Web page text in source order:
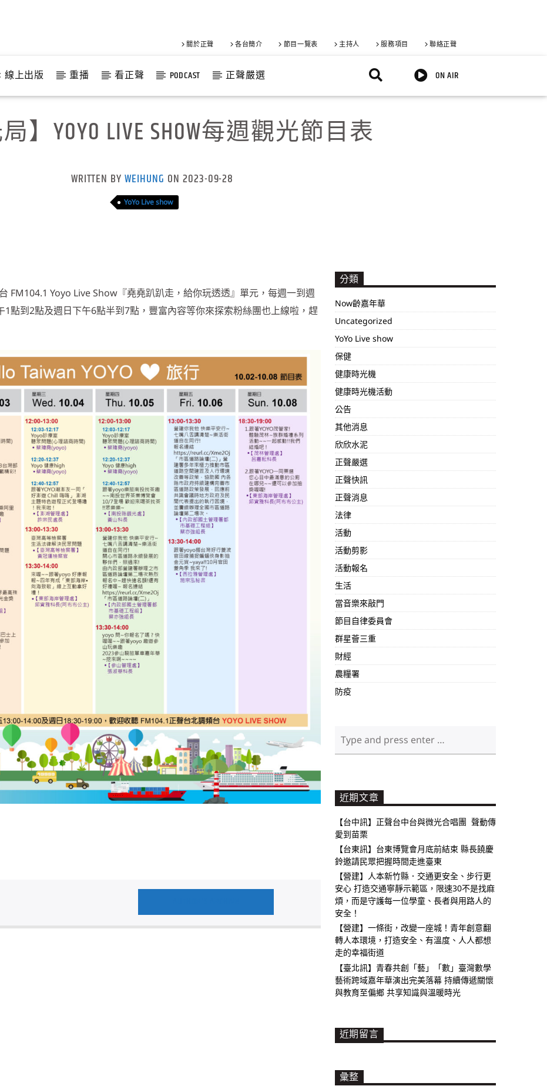
關於正聲 各台簡介 節目一覽表 主持人 服務項目 聯絡正聲
線上出版 重播 看正聲 PODCAST 正聲嚴選 ON AIR
】YOYO LIVE SHOW每週觀光節目表
WRITTEN BYWEIHUNG ON 2023-09-28
YoYo Live show
FM104.1 Yoyo Live Show『堯堯趴趴走，給你玩透透』單元，每週一到週
1點到2點及週日下午6點半到7點，豐富內容等你來探索粉絲團也上線啦，趕
分類
Now齡嘉年華
Uncategorized
YoYo Live show
保健
健康時光機
健康時光機活動
公告
其他消息
欣欣水泥
正聲嚴選
正聲快訊
正聲消息
法律
活動
活動剪影
活動報名
生活
當音樂來敲門
節目自律委員會
群星薈三重
財經
農糧署
防疫
近期文章
【台中訊】正聲台中台與微光合唱團 聲動傳
愛到苗栗
【台東訊】台東博覽會月底前結束 縣長饒慶
鈴邀請民眾把握時間走進臺東
【營建】人本新竹縣．交通更安全、步行更
安心 打造交通寧靜示範區，限速30不是找麻
煩，而是守護每一位學童、長者與用路人的
安全！
【營建】一條街，改變一座城！青年創意翻
轉人本環境，打造安全、有溫度、人人都想
走的幸福街道
【臺北訊】青春共創「藝」「數」臺灣數學
藝術跨域嘉年華演出完美落幕 持續傳遞關懷
與教育至偏鄉 共享知識與溫暖時光
近期留言
彙整